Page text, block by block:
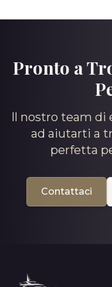
Pronto a
Il nostro team di
ad aiutarti a
perfetta
Contattaci